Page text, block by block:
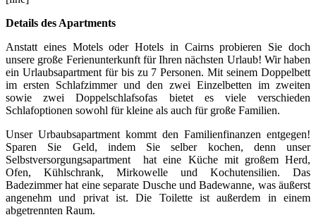
Details des Apartments
Anstatt eines Motels oder Hotels in Cairns probieren Sie doch
unsere große Ferienunterkunft für Ihren nächsten Urlaub! Wir haben
ein Urlaubsapartment für bis zu 7 Personen. Mit seinem Doppelbett
im ersten Schlafzimmer und den zwei Einzelbetten im zweiten
sowie zwei Doppelschlafsofas bietet es viele verschieden
Schlafoptionen sowohl für kleine als auch für große Familien.
Unser Urbaubsapartment kommt den Familienfinanzen entgegen!
Sparen Sie Geld, indem Sie selber kochen, denn unser
Selbstversorgungsapartment hat eine Küche mit großem Herd,
Ofen, Kühlschrank, Mirkowelle und Kochutensilien. Das
Badezimmer hat eine separate Dusche und Badewanne, was äußerst
angenehm und privat ist. Die Toilette ist außerdem in einem
abgetrennten Raum.